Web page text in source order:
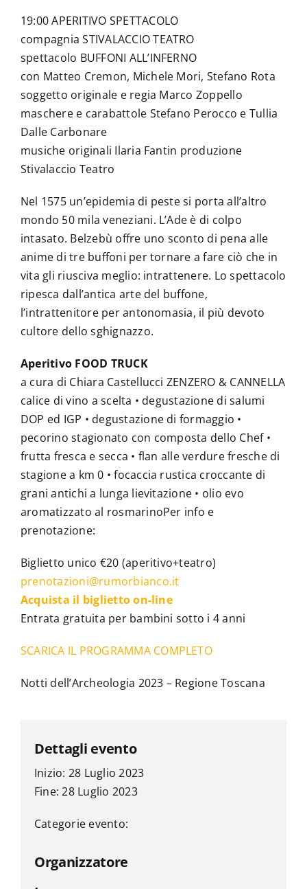
19:00 APERITIVO SPETTACOLO
compagnia STIVALACCIO TEATRO
spettacolo BUFFONI ALL’INFERNO
con Matteo Cremon, Michele Mori, Stefano Rota
soggetto originale e regia Marco Zoppello
maschere e carabattole Stefano Perocco e Tullia
Dalle Carbonare
musiche originali Ilaria Fantin produzione
Stivalaccio Teatro
Nel 1575 un’epidemia di peste si porta all’altro
mondo 50 mila veneziani. L’Ade è di colpo
intasato. Belzebù offre uno sconto di pena alle
anime di tre buffoni per tornare a fare ciò che in
vita gli riusciva meglio: intrattenere. Lo spettacolo
ripesca dall’antica arte del buffone,
l’intrattenitore per antonomasia, il più devoto
cultore dello sghignazzo.
Aperitivo FOOD TRUCK
a cura di Chiara Castellucci ZENZERO & CANNELLA
calice di vino a scelta • degustazione di salumi
DOP ed IGP • degustazione di formaggio •
pecorino stagionato con composta dello Chef •
frutta fresca e secca • flan alle verdure fresche di
stagione a km 0 • focaccia rustica croccante di
grani antichi a lunga lievitazione • olio evo
aromatizzato al rosmarinoPer info e
prenotazione:
Biglietto unico €20 (aperitivo+teatro)
prenotazioni@rumorbianco.it
Acquista il biglietto on-line
Entrata gratuita per bambini sotto i 4 anni
SCARICA IL PROGRAMMA COMPLETO
Notti dell’Archeologia 2023 – Regione Toscana
Dettagli evento
Inizio: 28 Luglio 2023
Fine: 28 Luglio 2023
Categorie evento:
Organizzatore